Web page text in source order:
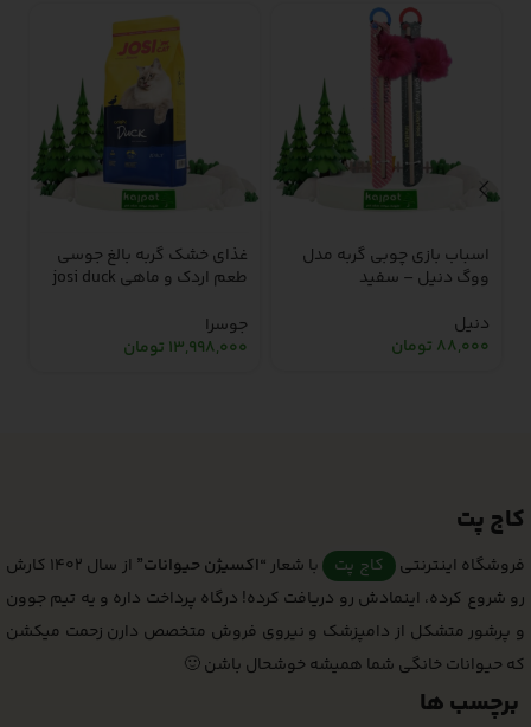
اسباب بازی چوبی گربه مدل
ووگ دنیل – سفید
دنیل
88,000 تومان
غذای خشک گربه بالغ جوسی
طعم اردک و ماهی josi duck
کیلوگرم
جوسرا
13,998,000 تومان
کاج پت
فروشگاه اینترنتی کاج پت با شعار“اکسیژن حیوانات”
از سال 1402 کارش
رو شروع کرده، اینمادش رو دریافت کرده! درگاه پرداخت داره و یه تیم جوون
و پرشور متشکل از دامپزشک و نیروی فروش متخصص دارن زحمت میکشن
که حیوانات خانگی شما همیشه خوشحال باشن 🙂
برچسب ها